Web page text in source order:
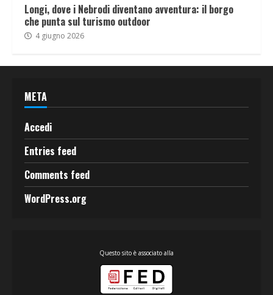
Longi, dove i Nebrodi diventano avventura: il borgo
che punta sul turismo outdoor
4 giugno 2026
META
Accedi
Entries feed
Comments feed
WordPress.org
Questo sito è associato alla